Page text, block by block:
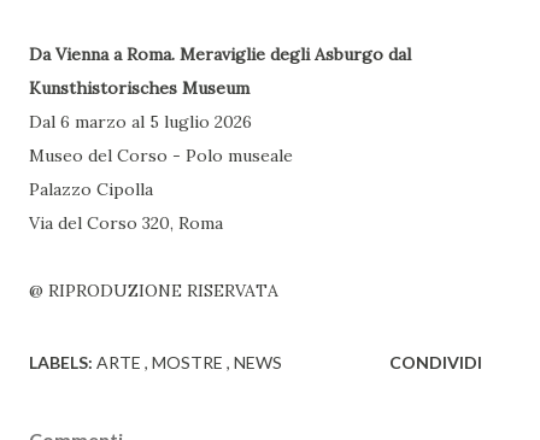
Da Vienna a Roma. Meraviglie degli Asburgo dal
Kunsthistorisches Museum
Dal 6 marzo al 5 luglio 2026
Museo del Corso - Polo museale
Palazzo Cipolla
Via del Corso 320, Roma
@ RIPRODUZIONE RISERVATA
LABELS: ARTE MOSTRE NEWS CONDIVIDI